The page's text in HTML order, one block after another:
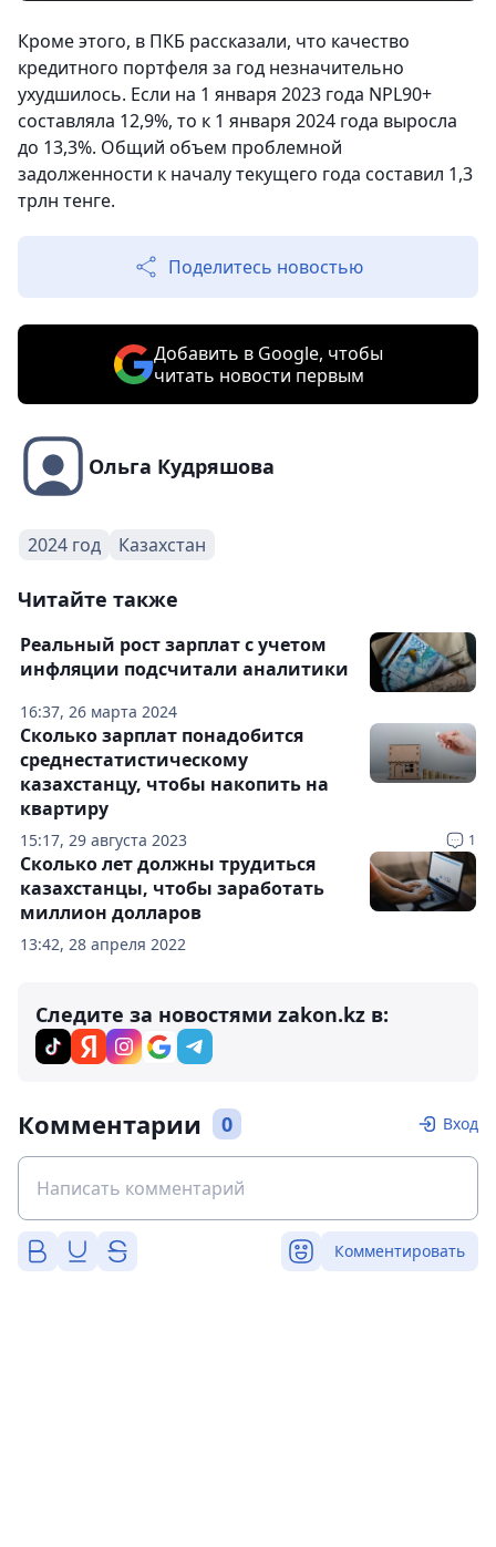
Кроме этого, в ПКБ рассказали, что качество
кредитного портфеля за год незначительно
ухудшилось. Если на 1 января 2023 года NPL90+
составляла 12,9%, то к 1 января 2024 года выросла
до 13,3%. Общий объем проблемной
задолженности к началу текущего года составил 1,3
трлн тенге.
Поделитесь новостью
Добавить в Google, чтобы
читать новости первым
Ольга Кудряшова
2024 год Казахстан
Читайте также
16:37, 26 марта 2024
Реальный рост зарплат с учетом
инфляции подсчитали аналитики
15:17, 29 августа 2023 1
Сколько зарплат понадобится
среднестатистическому
казахстанцу, чтобы накопить на
квартиру
13:42, 28 апреля 2022
Сколько лет должны трудиться
казахстанцы, чтобы заработать
миллион долларов
Следите за новостями zakon.kz в:
Комментарии 0 Вход
Комментировать